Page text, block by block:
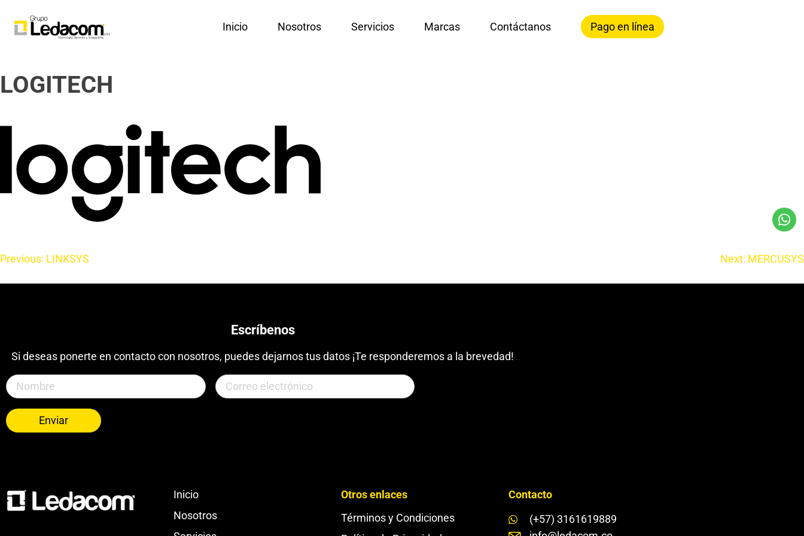
Inicio Nosotros Servicios Marcas Contáctanos Pago en línea
LOGITECH
Previous: LINKSYS Next: MERCUSYS
Escríbenos
Si deseas ponerte en contacto con nosotros, puedes dejarnos tus datos ¡Te responderemos a la brevedad!
Enviar
Inicio
Nosotros
Otros enlaces
Términos y Condiciones
Contacto
(+57) 3161619889